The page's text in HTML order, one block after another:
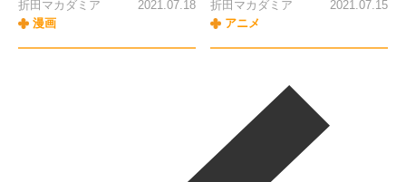
折田マカダミア
漫画
2021.07.18
折田マカダミア
アニメ
2021.07.15